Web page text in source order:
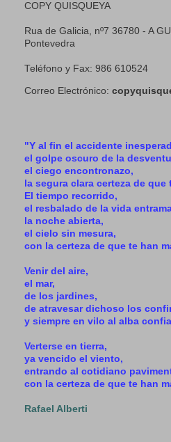
COPY QUISQUEYA
Rua de Galicia, nº7 36780 - A
Pontevedra
Teléfono y Fax: 986 610524
Correo Electrónico:
"Y al fin el accidente
el golpe oscuro de la
el ciego encontronazo,
la segura clara certeza de que
El tiempo recorrido,
el resbalado de la vida
la noche abierta,
el cielo sin mesura,
con la certeza de que te han
Venir del aire,
el mar,
de los jardines,
de atravesar dichoso los
y siempre en vilo al alba
Verterse en tierra,
ya vencido el viento,
entrando al cotidiano
con la certeza de que te han
Rafael Alberti